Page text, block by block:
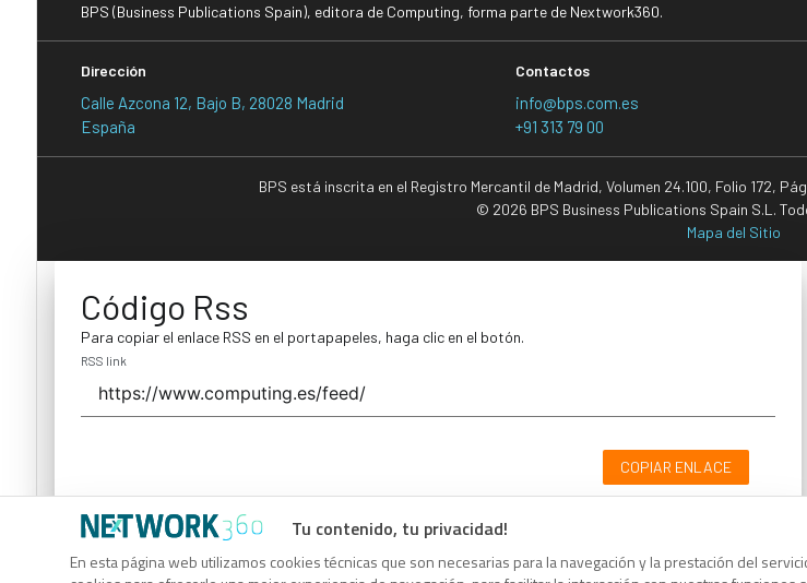
Tu contenido, tu privacidad!
En esta página web utilizamos cookies técnicas que son necesarias para la navegación y la prestación del
BPS (Business Publications Spain), editora de Computing, forma parte de Nextwork360.
Dirección
Calle Azcona 12, Bajo B, 28028 Madrid
España
Contactos
info@bps.com.es
+91 313 79 00
BPS está inscrita en el Registro Mercantil de Madrid, Volumen 24.100, Folio 172,
© 2026 BPS Business Publications Spain S.L.
Mapa del Sitio
Código Rss
Para copiar el enlace RSS en el portapapeles, haga clic en el botón.
RSS link
COPIAR ENLACE
Código Rss